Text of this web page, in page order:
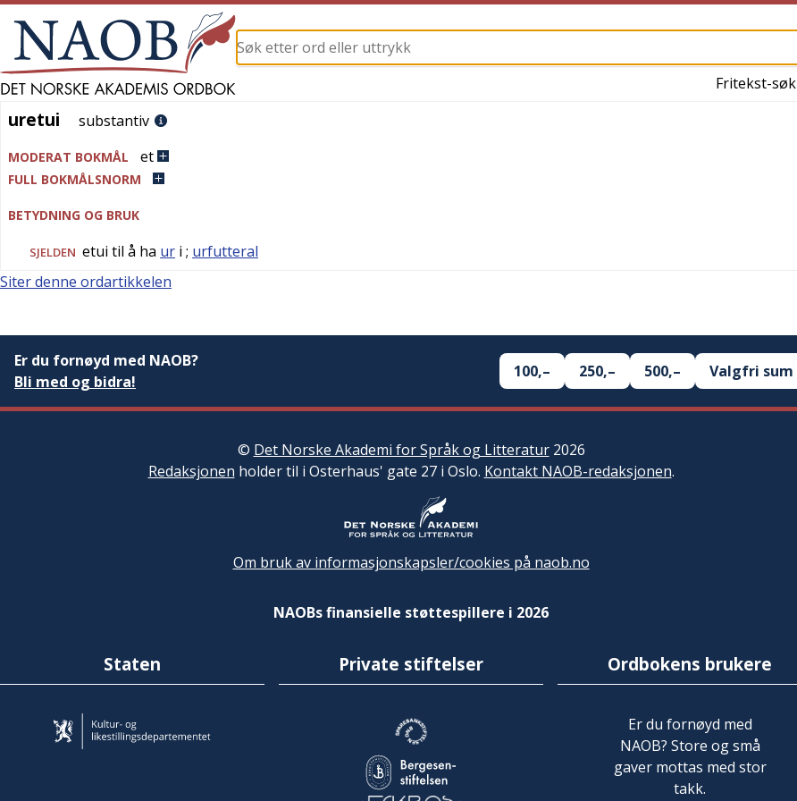
Fritekst-søk
uretui
uretui substantiv
MODERAT BOKMÅL et
FULL BOKMÅLSNORM
BETYDNING OG BRUK
SJELDEN etui til å ha ur i ; urfutteral
Siter denne ordartikkelen
Er du fornøyd med NAOB?
Bli med og bidra!
100,– 250,– 500,– Valgfri sum
© Det Norske Akademi for Språk og Litteratur2026
Redaksjonen holder til i Osterhaus' gate 27 i Oslo. Kontakt NAOB-redaksjonen.
Om bruk av informasjonskapsler/cookies på naob.no
NAOBs finansielle støttespillere i 2026
Staten Private stiftelser Ordbokens brukere
Er du fornøyd med
NAOB? Store og små
gaver mottas med stor
takk.